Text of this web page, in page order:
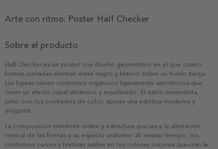
Arte con ritmo: Poster Half Checker
Sobre el producto
Half Checker es un póster con diseño geométrico en el que cuatro
formas curvadas alternan entre negro y blanco sobre un fondo beige.
Las figuras tienen contornos orgánicos ligeramente asimétricos que
crean un efecto visual dinámico y equilibrado. El estilo minimalista,
junto con los contrastes de color, aporta una estética moderna y
elegante.
La composición transmite orden y estructura gracias a la alineación
vertical de las formas y su espacio uniforme. Al mismo tiempo, los
contornos curvos y texturas sutiles en los colores oscuros suavizan la